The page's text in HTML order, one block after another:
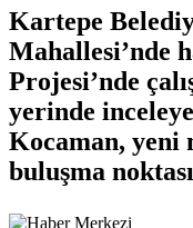
Kartepe
Mahallesi’nde
Projesi’nde
yerinde
Kocaman, yeni
buluşma